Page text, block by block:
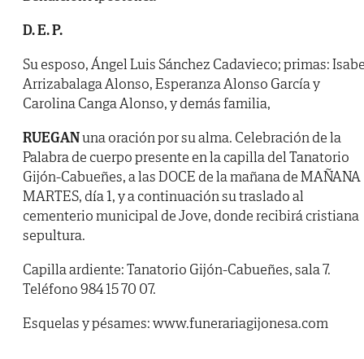
D. E. P.
Su esposo, Ángel Luis Sánchez Cadavieco; primas:
Arrizabalaga Alonso, Esperanza Alonso García y
Carolina Canga Alonso, y demás familia,
RUEGANuna oración por su alma. Celebración de la
Palabra de cuerpo presente en la capilla del Tanatorio
Gijón-Cabueñes, a las DOCE de la mañana de MAÑANA
MARTES, día 1, y a continuación su traslado al
cementerio municipal de Jove, donde recibirá cristiana
sepultura.
Capilla ardiente: Tanatorio Gijón-Cabueñes, sala 7.
Teléfono 984 15 70 07.
Esquelas y pésames: www.funerariagijonesa.com